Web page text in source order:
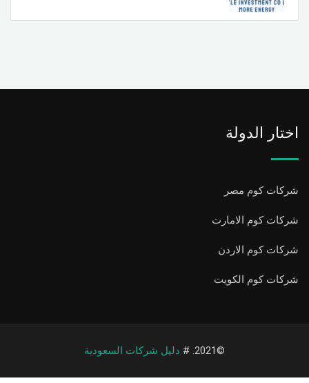
اختار الدولة
شركات كوم مصر
شركات كوم الامارت
شركات كوم الاردن
شركات كوم الكويت
©2021. # دليل شركات السعودية